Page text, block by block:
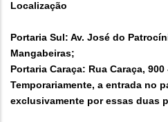
Localização
Portaria Sul: Av. José do
Mangabeiras;
Portaria Caraça: Rua Caraça, 900
Temporariamente, a entrada no
exclusivamente por essas duas